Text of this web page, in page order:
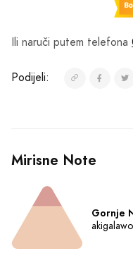
Ili naruči putem telefona
Podijeli:
Mirisne Note
Gornje